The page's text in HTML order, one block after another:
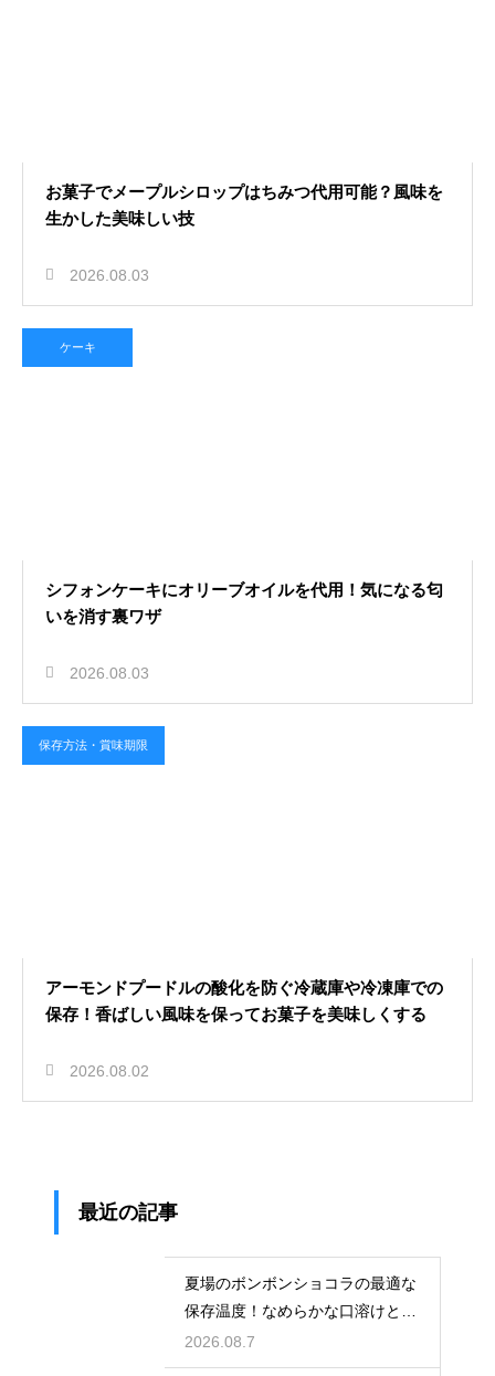
お菓子でメープルシロップはちみつ代用可能？風味を
生かした美味しい技
2026.08.03
ケーキ
シフォンケーキにオリーブオイルを代用！気になる匂
いを消す裏ワザ
2026.08.03
保存方法・賞味期限
アーモンドプードルの酸化を防ぐ冷蔵庫や冷凍庫での
保存！香ばしい風味を保ってお菓子を美味しくする
2026.08.02
最近の記事
夏場のボンボンショコラの最適な
保存温度！なめらかな口溶けと美
しいツヤを保つための管理方法
2026.08.7